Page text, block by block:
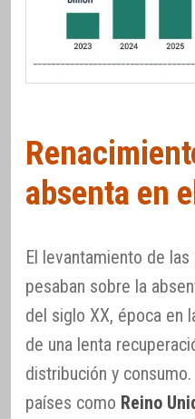
absenta en
El levantamiento de
pesaban sobre la
del siglo XX, época en
de una lenta
distribución y
países como Reino